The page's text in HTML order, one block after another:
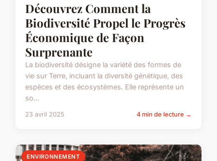
Découvrez Comment la
Biodiversité Propel le Progrès
Économique de Façon
Surprenante
La biodiversité désigne la variété des formes de
vie sur Terre, incluant la diversité génétique, des
espèces et des écosystèmes. Elle représente un
so...
23 avril 2025 4 min de lecture →
ENVIRONNEMENT